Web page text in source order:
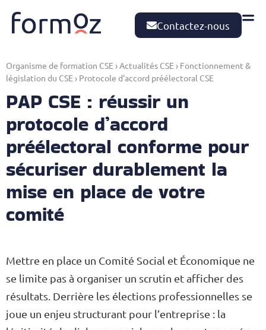
Contactez-nous
Organisme de formation CSE ›Actualités CSE › Fonctionnement &
législation du CSE › Protocole d’accord préélectoral CSE
PAP CSE : réussir un
protocole d’accord
préélectoral conforme pour
sécuriser durablement la
mise en place de votre
comité​
Mettre en place un Comité Social et Économique ne
se limite pas à organiser un scrutin et afficher des
résultats. Derrière les élections professionnelles se
joue un enjeu structurant pour l’entreprise : la